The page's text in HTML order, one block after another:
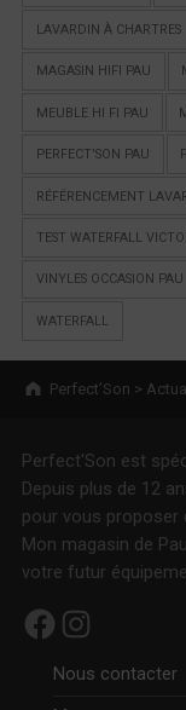
LAVARDIN À CHARTRES
MAGASIN HIFI PAU
MEUBLE HI FI PAU
PERFECT'SON PAU
RÉFÉRENCEMENT
TEST WATERFALL
VINYLES OCCASION PAU
WATERFALL
Breadcrumbs navigation
Perfect’Son >
Perfect'Son est
Depuis plus de 12
pour vous proposer
Mon magasin de
votre futur
Facebook Instagram
Nous contacter